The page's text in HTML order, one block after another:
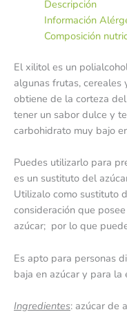
Descripción
Información
Composición
El xilitol es un
algunas frutas, cereales
obtiene de la corteza
tener un sabor dulce y
carbohidrato muy bajo
Puedes utilizarlo para
es un sustituto del
Utilizalo como sustituto
consideración que
azúcar; por lo que
Es apto para personas
baja en azúcar y para
Ingredientes: azúcar de